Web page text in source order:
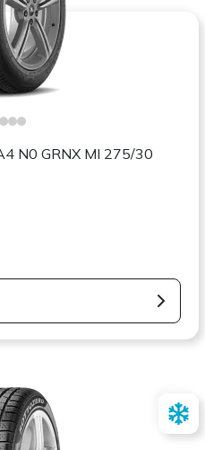
N0 GRNX MI 275/30